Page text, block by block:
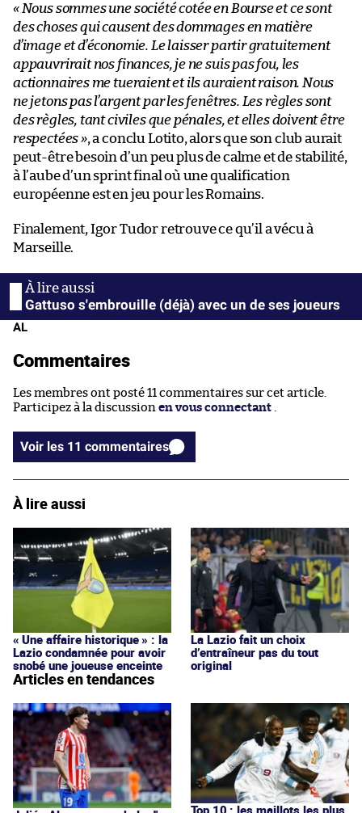
« Nous sommes une société cotée en Bourse et ce sont
des choses qui causent des dommages en matière
d’image et d’économie. Le laisser partir gratuitement
appauvrirait nos finances, je ne suis pas fou, les
actionnaires me tueraient et ils auraient raison. Nous
ne jetons pas l’argent par les fenêtres. Les règles sont
des règles, tant civiles que pénales, et elles doivent être
respectées», a conclu Lotito, alors que son club aurait
peut-être besoin d’un peu plus de calme et de stabilité,
à l’aube d’un sprint final où une qualification
européenne est en jeu pour les Romains.
Finalement, Igor Tudor retrouve ce qu’il a vécu à
Marseille.
Gattuso s'embrouille (déjà) avec un de ses joueurs
AL
Commentaires
Les membres ont posté 11 commentaires sur cet article.
Participez à la discussion en vous connectant
Voir les 11 commentaires
À lire aussi
« Une affaire historique » : la
Lazio condamnée pour avoir
snobé une joueuse enceinte
La Lazio fait un choix
d’entraîneur pas du tout
original
Articles en tendances